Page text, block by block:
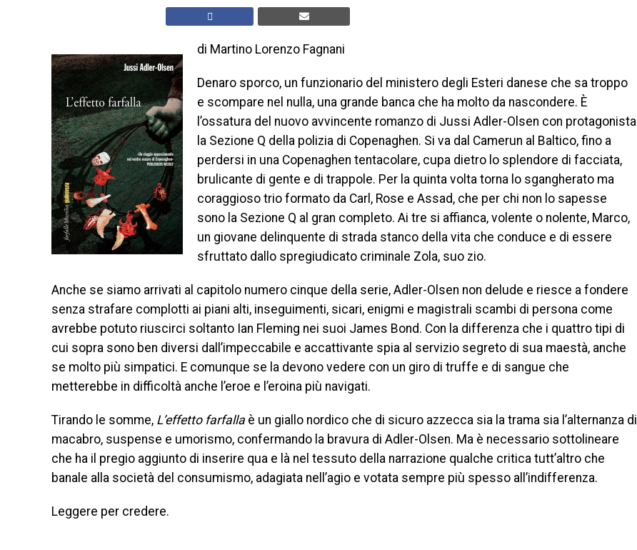
di Martino Lorenzo Fagnani
Denaro sporco, un funzionario del ministero degli Esteri danese che sa troppo
e scompare nel nulla, una grande banca che ha molto da nascondere. È
l’ossatura del nuovo avvincente romanzo di Jussi Adler-Olsen con protagonista
la Sezione Q della polizia di Copenaghen. Si va dal Camerun al Baltico, fino a
perdersi in una Copenaghen tentacolare, cupa dietro lo splendore di facciata,
brulicante di gente e di trappole. Per la quinta volta torna lo sgangherato ma
coraggioso trio formato da Carl, Rose e Assad, che per chi non lo sapesse
sono la Sezione Q al gran completo. Ai tre si affianca, volente o nolente, Marco,
un giovane delinquente di strada stanco della vita che conduce e di essere
sfruttato dallo spregiudicato criminale Zola, suo zio.
Anche se siamo arrivati al capitolo numero cinque della serie, Adler-Olsen non delude e riesce a fondere
senza strafare complotti ai piani alti, inseguimenti, sicari, enigmi e magistrali scambi di persona come
avrebbe potuto riuscirci soltanto Ian Fleming nei suoi James Bond. Con la differenza che i quattro tipi di
cui sopra sono ben diversi dall’impeccabile e accattivante spia al servizio segreto di sua maestà, anche
se molto più simpatici. E comunque se la devono vedere con un giro di truffe e di sangue che
metterebbe in difficoltà anche l’eroe e l’eroina più navigati.
Tirando le somme, L’effetto farfalla è un giallo nordico che di sicuro azzecca sia la trama sia l’alternanza di
macabro, suspense e umorismo, confermando la bravura di Adler-Olsen. Ma è necessario sottolineare
che ha il pregio aggiunto di inserire qua e là nel tessuto della narrazione qualche critica tutt’altro che
banale alla società del consumismo, adagiata nell’agio e votata sempre più spesso all’indifferenza.
Leggere per credere.